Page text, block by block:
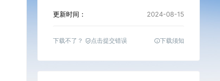
更新时间： 2024-08-15
下载不了？ 点击提交错误 下载须知